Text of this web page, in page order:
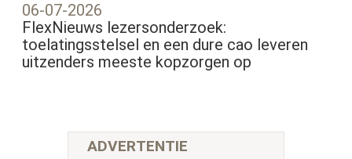
06-07-2026
FlexNieuws lezersonderzoek:
toelatingsstelsel en een dure cao leveren
uitzenders meeste kopzorgen op
ADVERTENTIE